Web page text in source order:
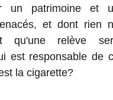
un patrimoine et
et dont rien
qu'une relève
est responsable de
la cigarette?